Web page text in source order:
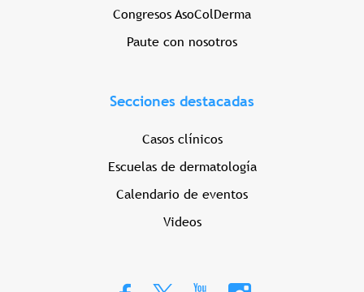
Congresos AsoColDerma
Paute con nosotros
Secciones destacadas
Casos clínicos
Escuelas de dermatología
Calendario de eventos
Videos